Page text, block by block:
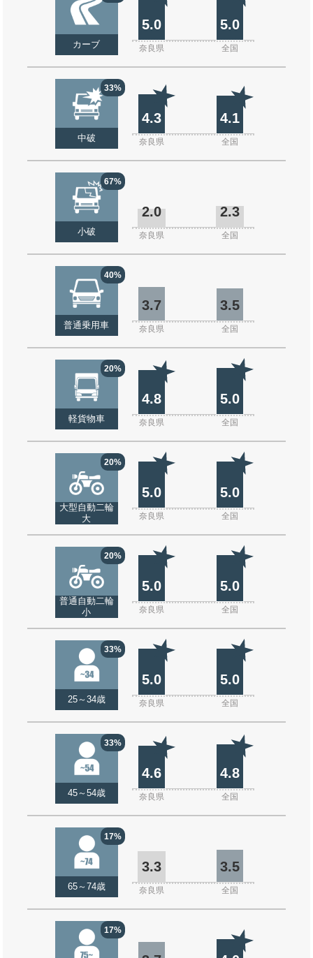
カーブ
5.0 5.0
奈良県 全国
33%
中破
4.3 4.1
奈良県 全国
67%
小破
2.0 2.3
奈良県 全国
40%
普通乗用車
3.7 3.5
奈良県 全国
20%
軽貨物車
4.8 5.0
奈良県 全国
20%
大型自動二輪
大
5.0 5.0
奈良県 全国
20%
普通自動二輪
小
5.0 5.0
奈良県 全国
33%
25～34歳
5.0 5.0
奈良県 全国
33%
45～54歳
4.6 4.8
奈良県 全国
17%
65～74歳
3.3 3.5
奈良県 全国
17%